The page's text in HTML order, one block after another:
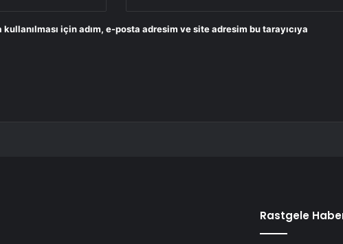
için adım, e-posta adresim ve site adresim bu tarayıcıya
Rastgele